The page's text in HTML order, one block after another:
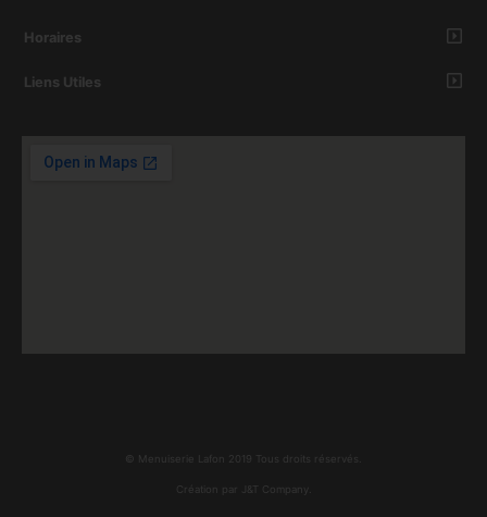
Horaires
Liens Utiles
© Menuiserie Lafon 2019 Tous droits réservés.
Création par J&T Company.